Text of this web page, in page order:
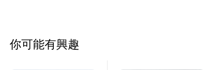
你可能有興趣